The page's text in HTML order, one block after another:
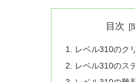
目次
レベル310のク
レベル310のス